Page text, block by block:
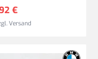
€
Versand